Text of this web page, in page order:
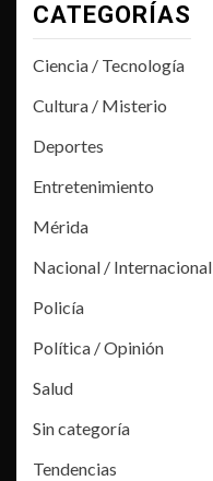
CATEGORÍAS
Ciencia / Tecnología
Cultura / Misterio
Deportes
Entretenimiento
Mérida
Nacional / Internacional
Policía
Política / Opinión
Salud
Sin categoría
Tendencias